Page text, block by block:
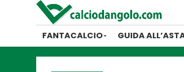
FANTACALCIO GUIDA